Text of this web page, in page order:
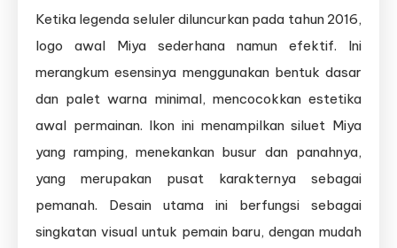
Ketika legenda seluler diluncurkan pada tahun 2016,
logo awal Miya sederhana namun efektif. Ini
merangkum esensinya menggunakan bentuk dasar
dan palet warna minimal, mencocokkan estetika
awal permainan. Ikon ini menampilkan siluet Miya
yang ramping, menekankan busur dan panahnya,
yang merupakan pusat karakternya sebagai
pemanah. Desain utama ini berfungsi sebagai
singkatan visual untuk pemain baru, dengan mudah